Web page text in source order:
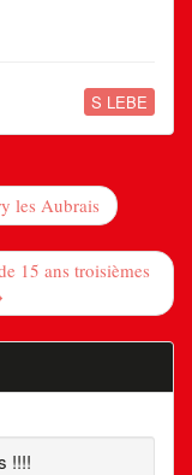
S LEBE
les Aubrais
15 ans troisièmes
!!!!